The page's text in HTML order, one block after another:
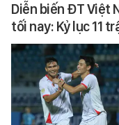
Diễn biến ĐT Việt
tối nay: Kỷ lục 11